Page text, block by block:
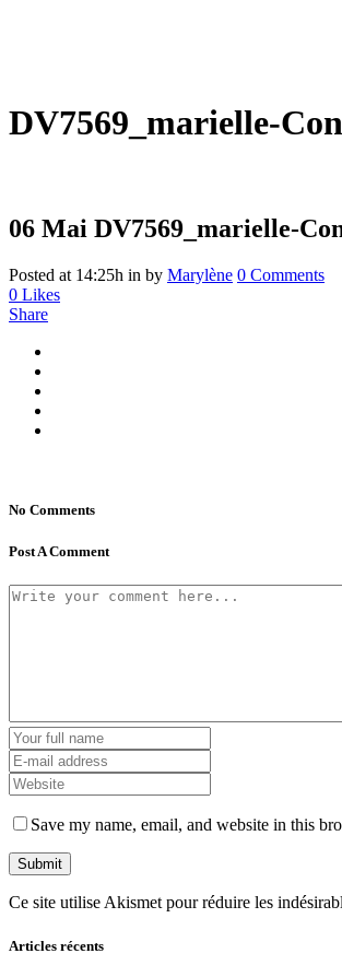
DV7569_marielle-
06 Mai DV7569_marielle-
Posted at 14:25h in by Marylène 0 Comments
0 Likes
Share
No Comments
Post A Comment
Save my name, email, and website in this
Ce site utilise Akismet pour réduire les
Articles récents